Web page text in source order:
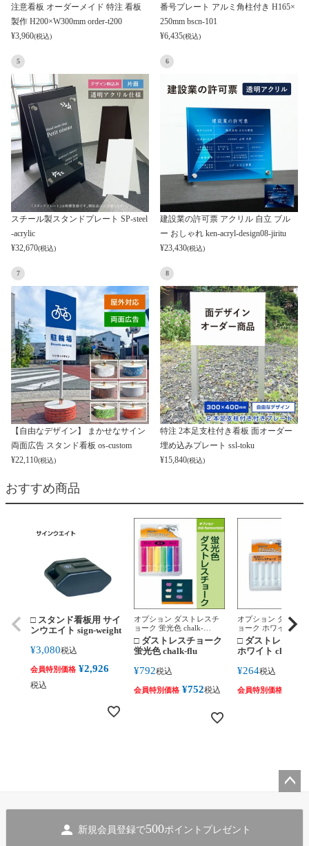
注意看板 オーダーメイド 特注 看板
製作 H200×W300mm order-t200
¥3,960(税込)
番号プレート アルミ角柱付き H165×
250mm bscn-101
¥6,435(税込)
5
スチール製スタンドプレート SP-steel
-acrylic
¥32,670(税込)
6
建設業の許可票 アクリル 自立 ブル
ー おしゃれ ken-acryl-design08-jiritu
¥23,430(税込)
7
【自由なデザイン】 まかせなサイン
両面広告 スタンド看板 os-custom
¥22,110(税込)
8
特注 2本足支柱付き看板 面オーダー
埋め込みプレート ssl-toku
¥15,840(税込)
おすすめ商品
□ スタンド看板用 サイ
ンウエイト sign-weight
¥3,080税込
会員特別価格 ¥2,926
税込
オプション ダストレスチ
ョーク 蛍光色 chalk-
fluorescentcolor
□ ダストレスチョーク
蛍光色 chalk-flu
¥792税込
会員特別価格 ¥752税込
オプション ダスト
ョーク ホワイト
white
□ ダストレスチ
ホワイト chalk-
¥264税込
会員特別価格
新規会員登録で500ポイントプレゼント